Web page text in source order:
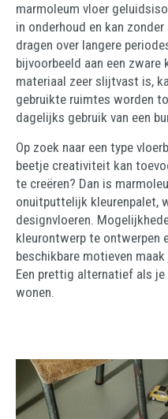
marmoleum vloer
in onderhoud en kan
dragen over langere
bijvoorbeeld aan een
materiaal zeer slijtvast is,
gebruikte ruimtes worden
dagelijks gebruik van een
Op zoek naar een type
beetje creativiteit kan
te creëren? Dan is
onuitputtelijk kleurenpalet,
designvloeren.
kleurontwerp te ontwerpen
beschikbare motieven
Een prettig alternatief als
wonen.